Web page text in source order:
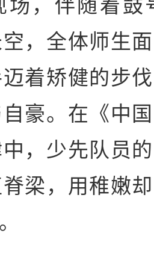
，全体师生
着矫健的步
豪。在《中
，少先队员
梁，用稚嫩